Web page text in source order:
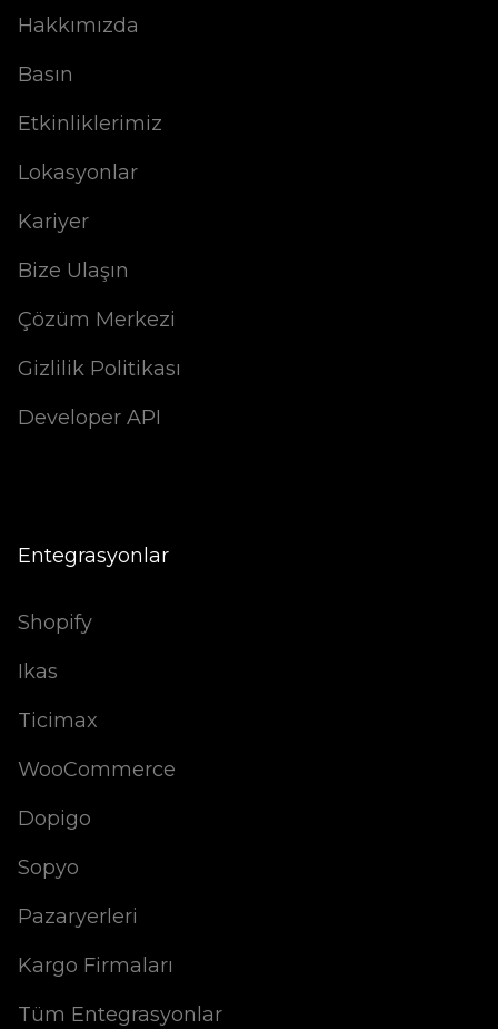
Hakkımızda
Basın
Etkinliklerimiz
Lokasyonlar
Kariyer
Bize Ulaşın
Çözüm Merkezi
Gizlilik Politikası
Developer API
Entegrasyonlar
Shopify
Ikas
Ticimax
WooCommerce
Dopigo
Sopyo
Pazaryerleri
Kargo Firmaları
Tüm Entegrasyonlar